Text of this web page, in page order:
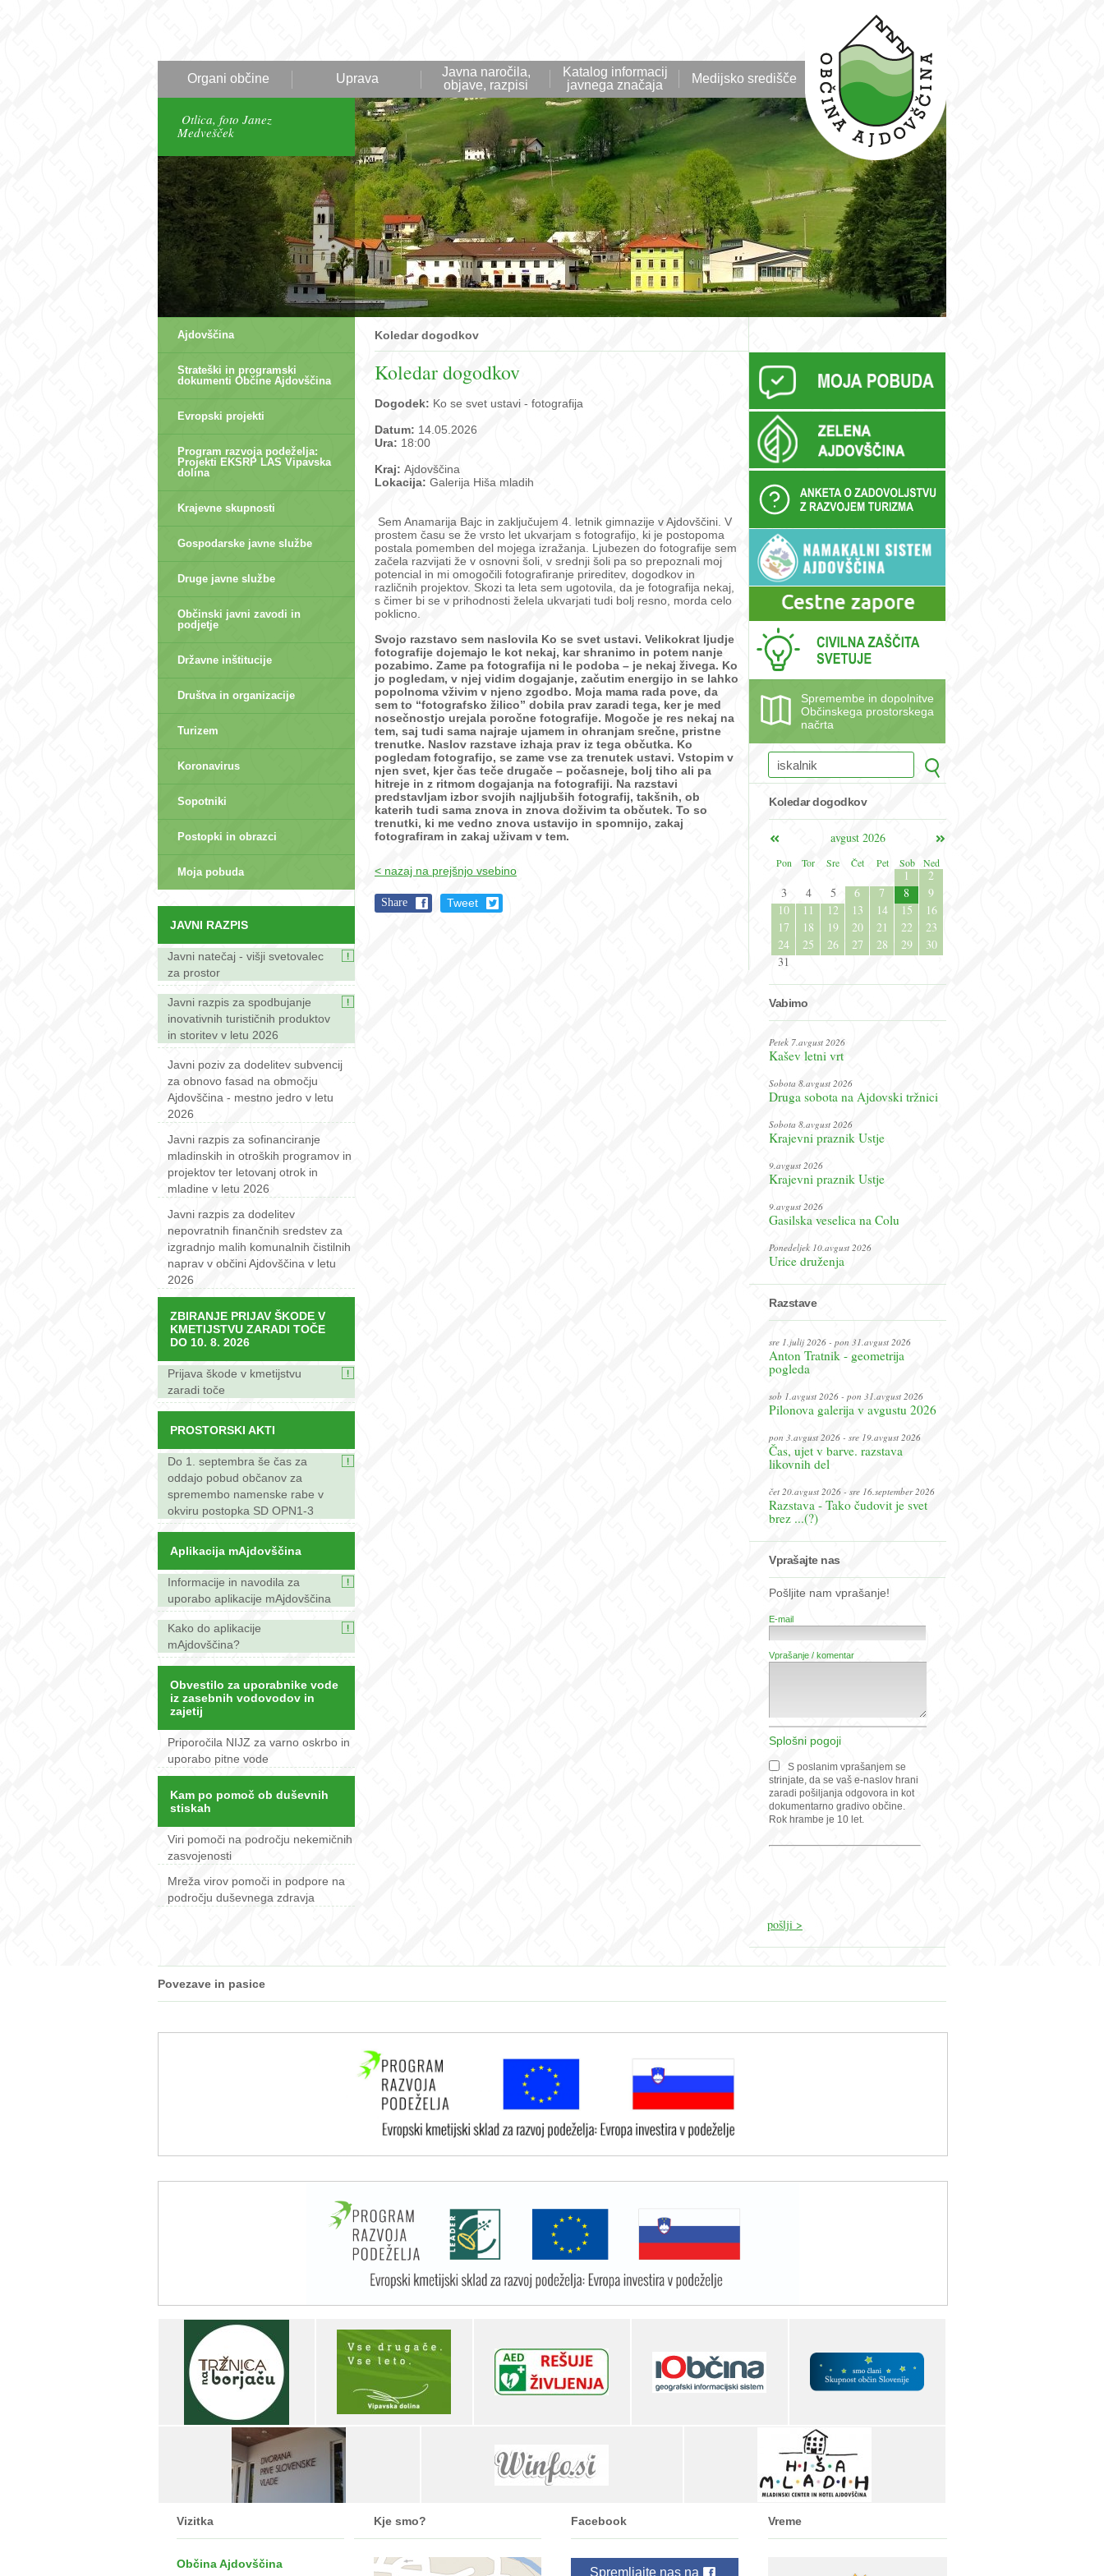
Organi občine Uprava
Javna naročila,
objave, razpisi
Katalog informacij
javnega značaja
Medijsko središče
Otlica, foto Janez
Medvešček
Ajdovščina
Strateški in programski
dokumenti Občine Ajdovščina
Evropski projekti
Program razvoja podeželja:
Projekti EKSRP LAS Vipavska
dolina
Krajevne skupnosti
Gospodarske javne službe
Druge javne službe
Občinski javni zavodi in
podjetje
Državne inštitucije
Društva in organizacije
Turizem
Koronavirus
Sopotniki
Postopki in obrazci
Moja pobuda
JAVNI RAZPIS
Javni natečaj - višji svetovalec
za prostor
Javni razpis za spodbujanje
inovativnih turističnih produktov
in storitev v letu 2026
Javni poziv za dodelitev subvencij
za obnovo fasad na območju
Ajdovščina - mestno jedro v letu
2026
Javni razpis za sofinanciranje
mladinskih in otroških programov in
projektov ter letovanj otrok in
mladine v letu 2026
Javni razpis za dodelitev
nepovratnih finančnih sredstev za
izgradnjo malih komunalnih čistilnih
naprav v občini Ajdovščina v letu
2026
ZBIRANJE PRIJAV ŠKODE V
KMETIJSTVU ZARADI TOČE
DO 10. 8. 2026
Prijava škode v kmetijstvu
zaradi toče
PROSTORSKI AKTI
Do 1. septembra še čas za
oddajo pobud občanov za
spremembo namenske rabe v
okviru postopka SD OPN1-3
Aplikacija mAjdovščina
Informacije in navodila za
uporabo aplikacije mAjdovščina
Kako do aplikacije
mAjdovščina?
Obvestilo za uporabnike vode
iz zasebnih vodovodov in
zajetij
Priporočila NIJZ za varno oskrbo in
uporabo pitne vode
Kam po pomoč ob duševnih
stiskah
Viri pomoči na področju nekemičnih
zasvojenosti
Mreža virov pomoči in podpore na
področju duševnega zdravja
Koledar dogodkov
Koledar dogodkov
Dogodek: Ko se svet ustavi - fotografija
Datum: 14.05.2026
Ura: 18:00
Kraj: Ajdovščina
Lokacija: Galerija Hiša mladih
Sem Anamarija Bajc in zaključujem 4. letnik gimnazije v Ajdovščini. V
prostem času se že vrsto let ukvarjam s fotografijo, ki je postopoma
postala pomemben del mojega izražanja. Ljubezen do fotografije sem
začela razvijati že v osnovni šoli, v srednji šoli pa so prepoznali moj
potencial in mi omogočili fotografiranje prireditev, dogodkov in
različnih projektov. Skozi ta leta sem ugotovila, da je fotografija nekaj,
s čimer bi se v prihodnosti želela ukvarjati tudi bolj resno, morda celo
poklicno.
Svojo razstavo sem naslovila Ko se svet ustavi. Velikokrat ljudje
fotografije dojemajo le kot nekaj, kar shranimo in potem nanje
pozabimo. Zame pa fotografija ni le podoba – je nekaj živega. Ko
jo pogledam, v njej vidim dogajanje, začutim energijo in se lahko
popolnoma vživim v njeno zgodbo. Moja mama rada pove, da
sem to “fotografsko žilico” dobila prav zaradi tega, ker je med
nosečnostjo urejala poročne fotografije. Mogoče je res nekaj na
tem, saj tudi sama najraje ujamem in ohranjam srečne, pristne
trenutke. Naslov razstave izhaja prav iz tega občutka. Ko
pogledam fotografijo, se zame vse za trenutek ustavi. Vstopim v
njen svet, kjer čas teče drugače – počasneje, bolj tiho ali pa
hitreje in z ritmom dogajanja na fotografiji. Na razstavi
predstavljam izbor svojih najljubših fotografij, takšnih, ob
katerih tudi sama znova in znova doživim ta občutek. To so
trenutki, ki me vedno znova ustavijo in spomnijo, zakaj
fotografiram in zakaj uživam v tem.
< nazaj na prejšnjo vsebino
Share Tweet
Spremembe in dopolnitve
Občinskega prostorskega
načrta
Koledar dogodkov
avgust 2026
Pon
Tor Sre Čet Pet Sob Ned
1
2
3
4 5 6 7 8
9
10
11 12 13 14 15
16
17
18 19 20 21 22
23
24
25 26 27 28 29
30
31
Vabimo
Petek 7.avgust 2026
Kašev letni vrt
Sobota 8.avgust 2026
Druga sobota na Ajdovski tržnici
Sobota 8.avgust 2026
Krajevni praznik Ustje
9.avgust 2026
Krajevni praznik Ustje
9.avgust 2026
Gasilska veselica na Colu
Ponedeljek 10.avgust 2026
Urice druženja
Razstave
sre 1.julij 2026 - pon 31.avgust 2026
Anton Tratnik - geometrija
pogleda
sob 1.avgust 2026 - pon 31.avgust 2026
Pilonova galerija v avgustu 2026
pon 3.avgust 2026 - sre 19.avgust 2026
Čas, ujet v barve. razstava
likovnih del
čet 20.avgust 2026 - sre 16.september 2026
Razstava - Tako čudovit je svet
brez ...(?)
Vprašajte nas
Pošljite nam vprašanje!
E-mail
Vprašanje / komentar
Splošni pogoji
S poslanim vprašanjem se
strinjate, da se vaš e-naslov hrani
zaradi pošiljanja odgovora in kot
dokumentarno gradivo občine.
Rok hrambe je 10 let.
Povezave in pasice
Vizitka
Občina Ajdovščina
Kje smo? Facebook
Spremljajte nas na
Vreme